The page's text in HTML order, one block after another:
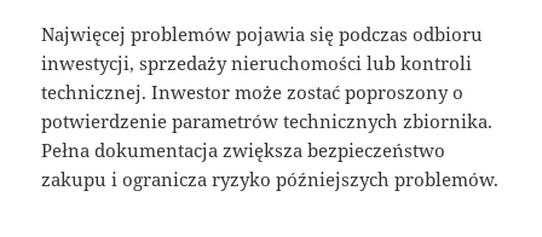
Najwięcej problemów pojawia się podczas odbioru
inwestycji, sprzedaży nieruchomości lub kontroli
technicznej. Inwestor może zostać poproszony o
potwierdzenie parametrów technicznych zbiornika.
Pełna dokumentacja zwiększa bezpieczeństwo
zakupu i ogranicza ryzyko późniejszych problemów.